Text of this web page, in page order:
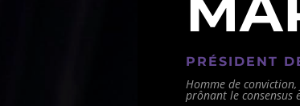
PRÉSIDENT
Homme de
prônant le consensus